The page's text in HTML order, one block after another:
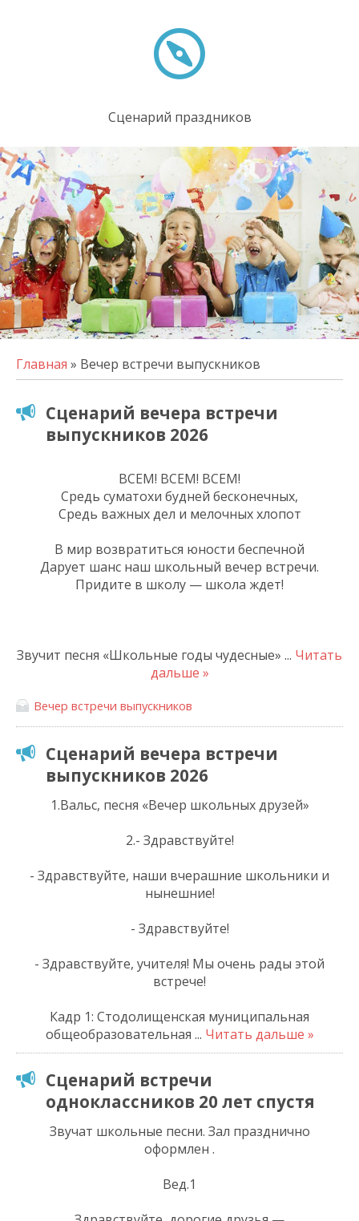
Сценарий праздников
Главная » Вечер встречи выпускников
Сценарий вечера встречи
выпускников 2026
ВСЕМ! ВСЕМ! ВСЕМ!
Средь суматохи будней бесконечных,
Средь важных дел и мелочных хлопот
В мир возвратиться юности беспечной
Дарует шанс наш школьный вечер встречи.
Придите в школу — школа ждет!
Звучит песня «Школьные годы чудесные» ... Читать
дальше »
Вечер встречи выпускников
Сценарий вечера встречи
выпускников 2026
1.Вальс, песня «Вечер школьных друзей»
2.- Здравствуйте!
- Здравствуйте, наши вчерашние школьники и
нынешние!
- Здравствуйте!
- Здравствуйте, учителя! Мы очень рады этой
встрече!
Кадр 1: Стодолищенская муниципальная
общеобразовательная ... Читать дальше »
Сценарий встречи
одноклассников 20 лет спустя
Звучат школьные песни. Зал празднично
оформлен .
Вед.1